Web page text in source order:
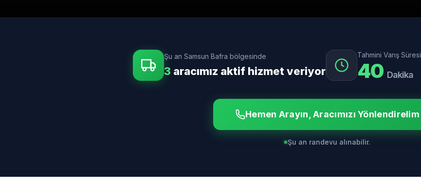
Şu an Samsun Bafra bölgesinde
3 aracımız aktif hizmet veriyor
Tahmini Varış Süresi
40 Dakika
Hemen Arayın, Aracımızı Yönlendirelim
Şu an randevu alınabilir.